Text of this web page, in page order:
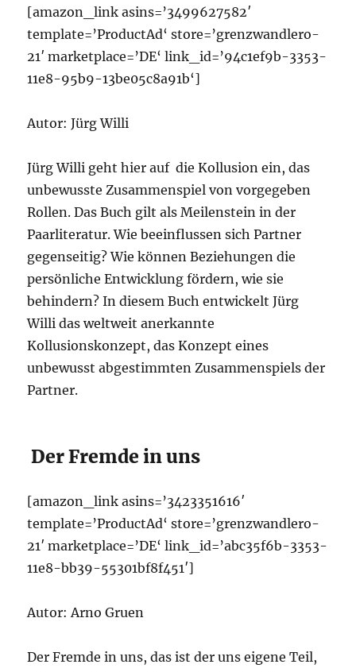
[amazon_link asins=’3499627582′
template=’ProductAd‘ store=’grenzwandlero-
21′ marketplace=’DE‘ link_id=’94c1ef9b-3353-
11e8-95b9-13be05c8a91b‘]
Autor: Jürg Willi
Jürg Willi geht hier auf die Kollusion ein, das
unbewusste Zusammenspiel von vorgegeben
Rollen. Das Buch gilt als Meilenstein in der
Paarliteratur. Wie beeinflussen sich Partner
gegenseitig? Wie können Beziehungen die
persönliche Entwicklung fördern, wie sie
behindern? In diesem Buch entwickelt Jürg
Willi das weltweit anerkannte
Kollusionskonzept, das Konzept eines
unbewusst abgestimmten Zusammenspiels der
Partner.
Der Fremde in uns
[amazon_link asins=’3423351616′
template=’ProductAd‘ store=’grenzwandlero-
21′ marketplace=’DE‘ link_id=’abc35f6b-3353-
11e8-bb39-55301bf8f451′]
Autor: Arno Gruen
Der Fremde in uns, das ist der uns eigene Teil,